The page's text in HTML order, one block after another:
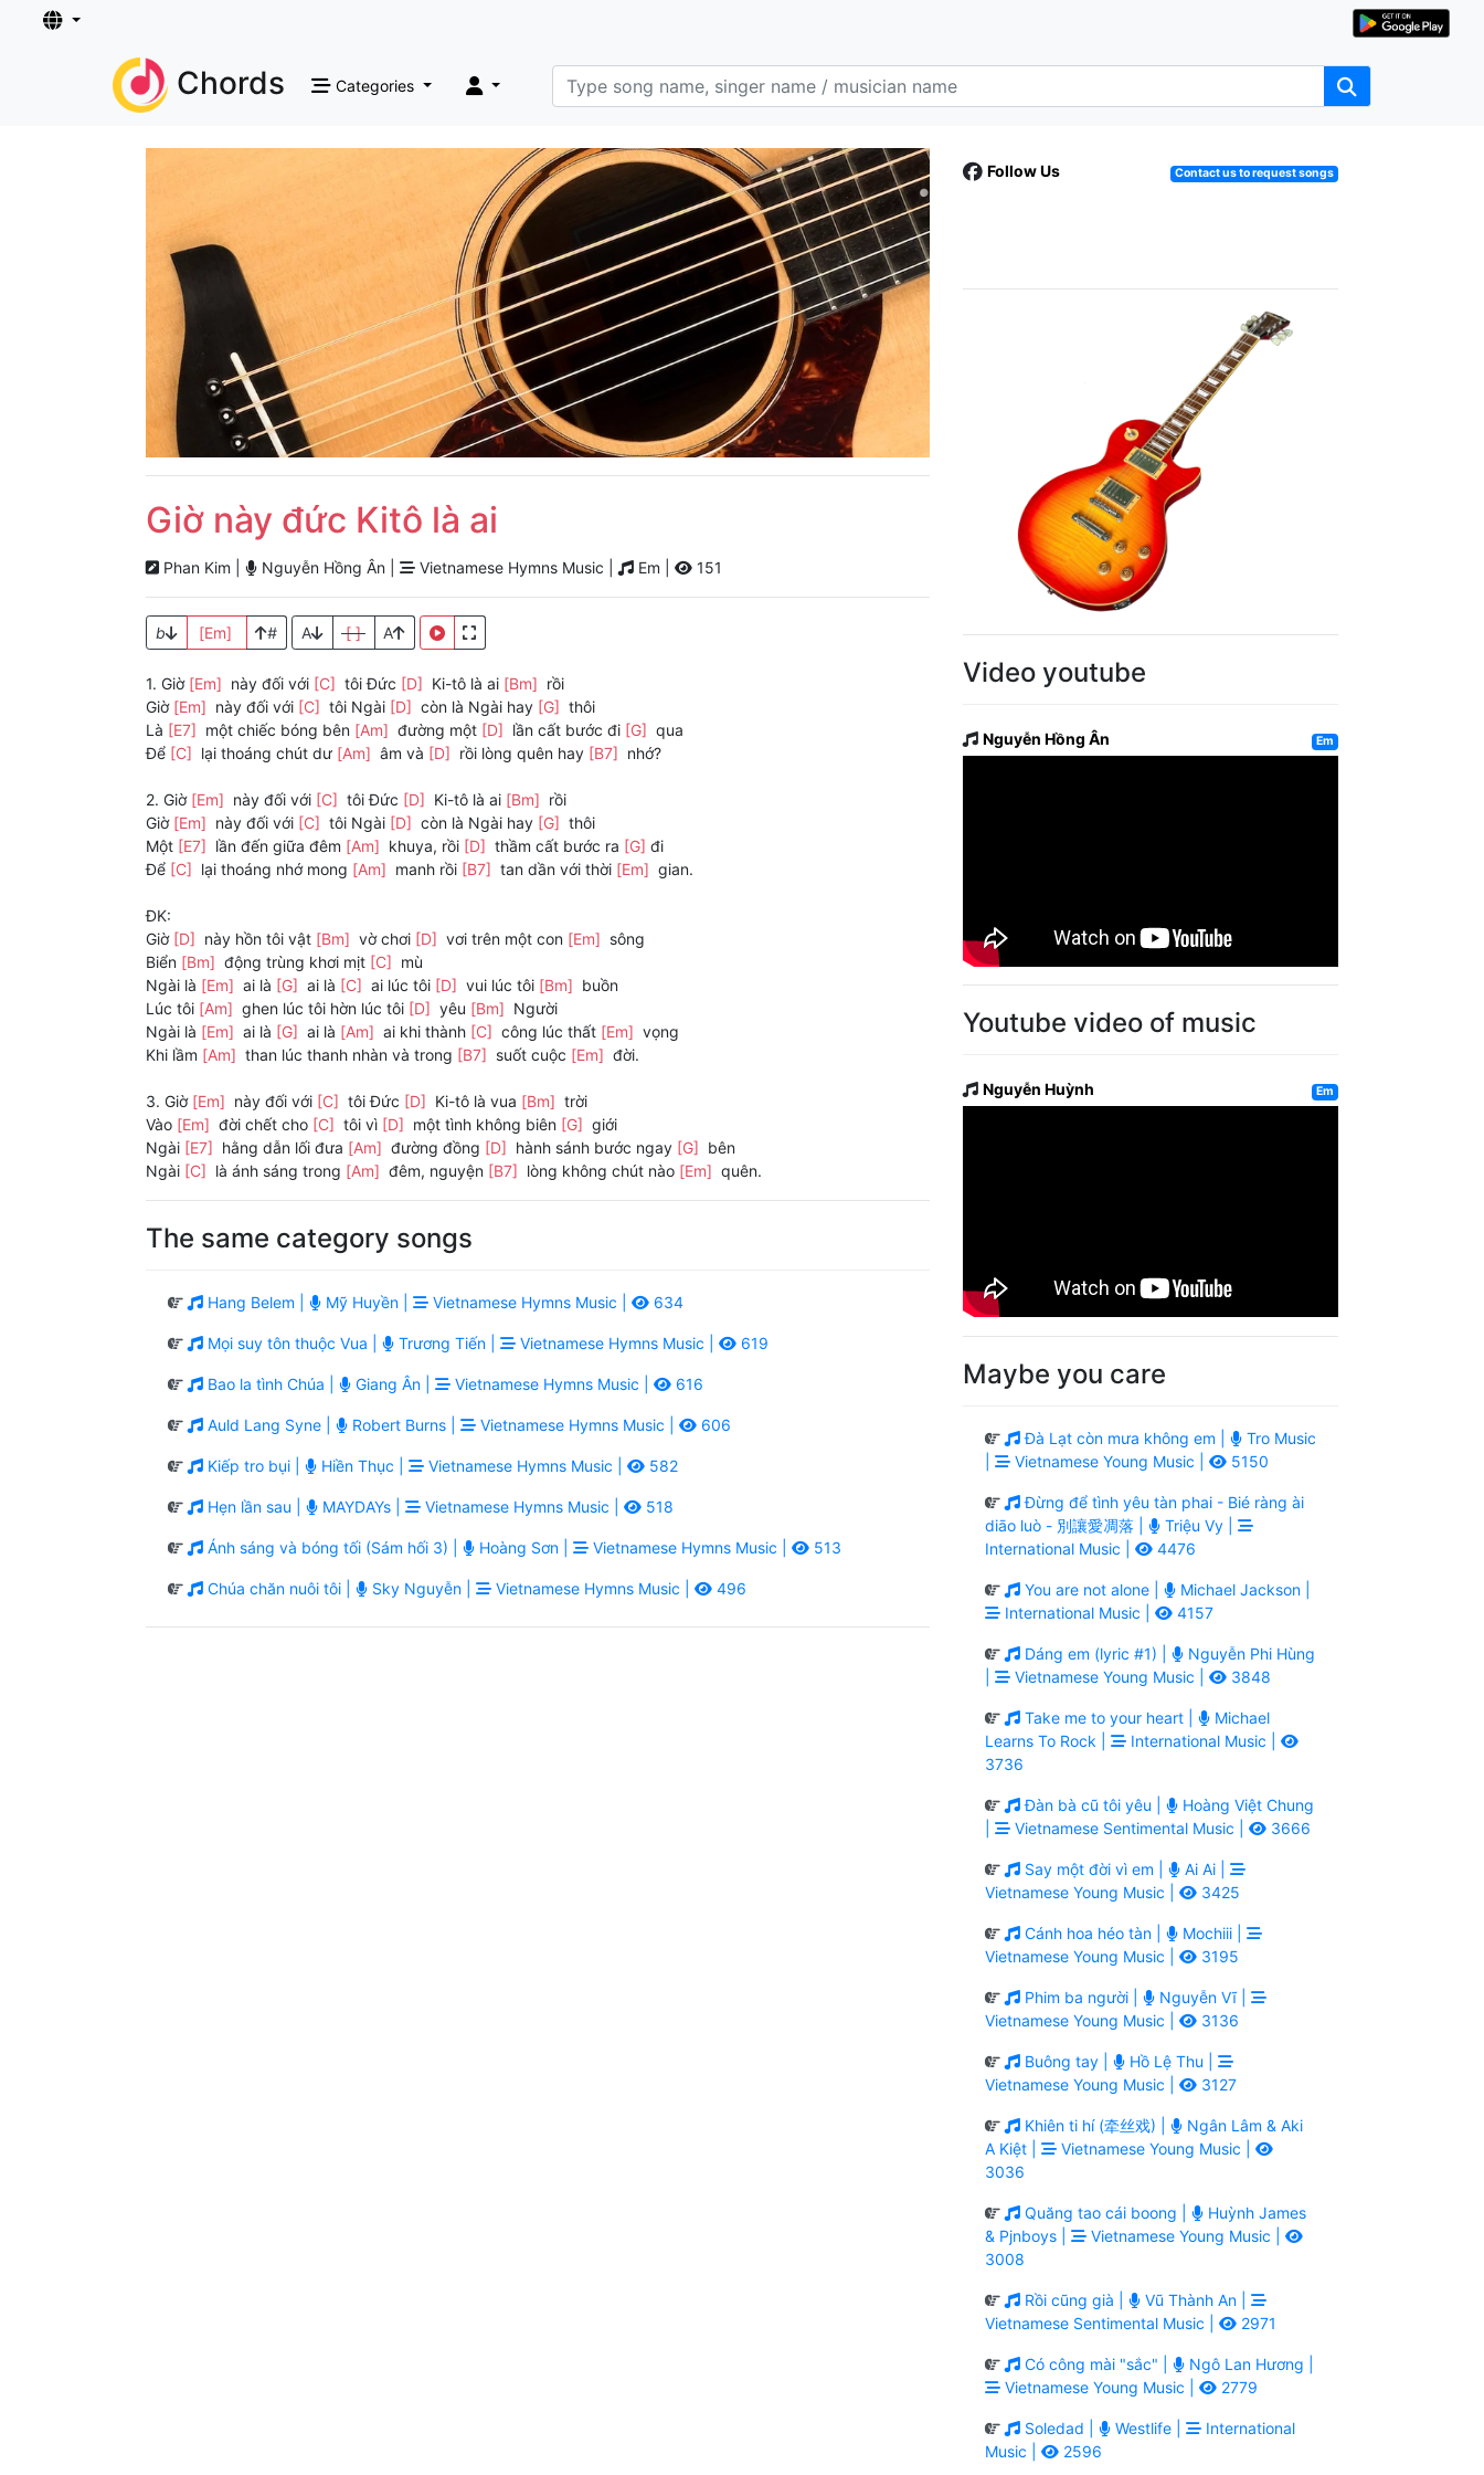
Chords Categories
Giờ này đức Kitô là ai
Phan Kim | Nguyễn Hồng Ân | Vietnamese Hymns Music | Em | 151
b [Em] # A [ ] A
1. Giờ [Em] này đối với [C] tôi Đức [D] Ki-tô là ai [Bm] rồi
Giờ [Em] này đối với [C] tôi Ngài [D] còn là Ngài hay [G] thôi
Là [E7] một chiếc bóng bên [Am] đường một [D] lần cất bước đi [G] qua
Để [C] lại thoáng chút dư [Am] âm và [D] rồi lòng quên hay [B7] nhớ?
2. Giờ [Em] này đối với [C] tôi Đức [D] Ki-tô là ai [Bm] rồi
Giờ [Em] này đối với [C] tôi Ngài [D] còn là Ngài hay [G] thôi
Một [E7] lần đến giữa đêm [Am] khuya, rồi [D] thầm cất bước ra [G] đi
Để [C] lại thoáng nhớ mong [Am] manh rồi [B7] tan dần với thời [Em] gian.
ĐK:
Giờ [D] này hồn tôi vật [Bm] vờ chơi [D] vơi trên một con [Em] sông
Biển [Bm] động trùng khơi mịt [C] mù
Ngài là [Em] ai là [G] ai là [C] ai lúc tôi [D] vui lúc tôi [Bm] buồn
Lúc tôi [Am] ghen lúc tôi hờn lúc tôi [D] yêu [Bm] Người
Ngài là [Em] ai là [G] ai là [Am] ai khi thành [C] công lúc thất [Em] vọng
Khi lầm [Am] than lúc thanh nhàn và trong [B7] suốt cuộc [Em] đời.
3. Giờ [Em] này đối với [C] tôi Đức [D] Ki-tô là vua [Bm] trời
Vào [Em] đời chết cho [C] tôi vì [D] một tình không biên [G] giới
Ngài [E7] hằng dẫn lối đưa [Am] đường đồng [D] hành sánh bước ngay [G] bên
Ngài [C] là ánh sáng trong [Am] đêm, nguyện [B7] lòng không chút nào [Em] quên.
The same category songs
Hang Belem | Mỹ Huyền | Vietnamese Hymns Music | 634
Mọi suy tôn thuộc Vua | Trương Tiến | Vietnamese Hymns Music | 619
Bao la tình Chúa | Giang Ân | Vietnamese Hymns Music | 616
Auld Lang Syne | Robert Burns | Vietnamese Hymns Music | 606
Kiếp tro bụi | Hiền Thục | Vietnamese Hymns Music | 582
Hẹn lần sau | MAYDAYs | Vietnamese Hymns Music | 518
Ánh sáng và bóng tối (Sám hối 3) | Hoàng Sơn | Vietnamese Hymns Music | 513
Chúa chăn nuôi tôi | Sky Nguyễn | Vietnamese Hymns Music | 496
Follow Us Contact us to request songs
Video youtube
Nguyễn Hồng Ân Em
Youtube video of music
Nguyễn Huỳnh Em
Maybe you care
Đà Lạt còn mưa không em |
Tro Music
Vietnamese Young Music | 5150
Đừng để tình yêu tàn phai - Bié ràng ài
diāo luò - 別讓愛凋落 |
Triệu Vy |
International Music |
4476
You are not alone |
Michael Jackson |
International Music |
4157
Dáng em (lyric #1) |
Nguyễn Phi Hùng
Vietnamese Young Music | 3848
Take me to your heart |
Michael
Learns To Rock |
International Music |
3736
Đàn bà cũ tôi yêu |
Hoàng Việt Chung
Vietnamese Sentimental Music | 3666
Say một đời vì em |
Ai Ai |
Vietnamese Young Music |
3425
Cánh hoa héo tàn |
Mochiii |
Vietnamese Young Music |
3195
Phim ba người |
Nguyễn Vĩ |
Vietnamese Young Music |
3136
Buông tay |
Hồ Lệ Thu |
Vietnamese Young Music |
3127
Khiên ti hí (牵丝戏) |
Ngân Lâm & Aki
A Kiệt |
Vietnamese Young Music |
3036
Quăng tao cái boong |
Huỳnh James
& Pjnboys |
Vietnamese Young Music |
3008
Rồi cũng già |
Vũ Thành An |
Vietnamese Sentimental Music |
2971
Có công mài "sắc" |
Ngô Lan Hương |
Vietnamese Young Music |
2779
Soledad | Westlife |
International
Music |
2596